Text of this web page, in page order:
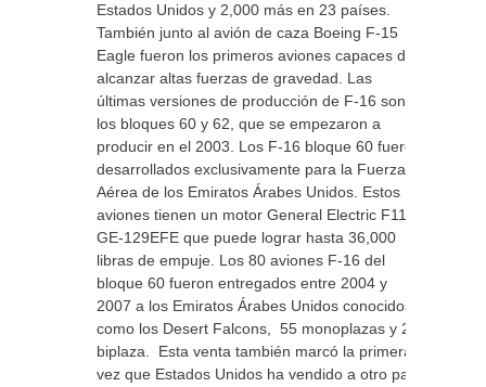
Estados Unidos y 2,000 más en 23 países.
También junto al avión de caza Boeing F-15
Eagle fueron los primeros aviones capaces de
alcanzar altas fuerzas de gravedad. Las
últimas versiones de producción de F-16 son
los bloques 60 y 62, que se empezaron a
producir en el 2003. Los F-16 bloque 60 fueron
desarrollados exclusivamente para la Fuerza
Aérea de los Emiratos Árabes Unidos. Estos
aviones tienen un motor General Electric F110-
GE-129EFE que puede lograr hasta 36,000
libras de empuje. Los 80 aviones F-16 del
bloque 60 fueron entregados entre 2004 y
2007 a los Emiratos Árabes Unidos conocidos
como los Desert Falcons, 55 monoplazas y 25
biplaza. Esta venta también marcó la primera
vez que Estados Unidos ha vendido a otro país